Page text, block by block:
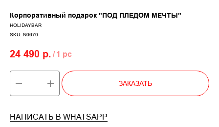
Корпоративный подарок "ПОД ПЛЕДОМ МЕЧТЫ"
HOLIDAYBAR
SKU: N0670
24 490 р. / 1 pc
ЗАКАЗАТЬ
НАПИСАТЬ В WHATSAPP